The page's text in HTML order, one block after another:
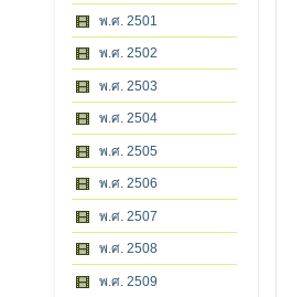
พ.ศ. 2501
พ.ศ. 2502
พ.ศ. 2503
พ.ศ. 2504
พ.ศ. 2505
พ.ศ. 2506
พ.ศ. 2507
พ.ศ. 2508
พ.ศ. 2509